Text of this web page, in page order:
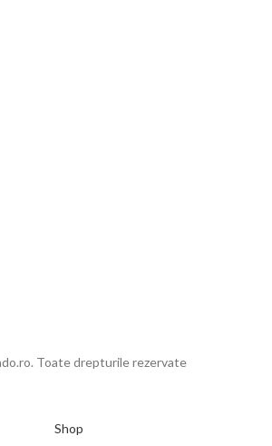
Toate drepturile rezervate
Shop